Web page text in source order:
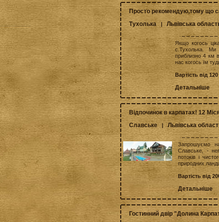
Просто рекомендую,тому що
Тухолька |Львівська
Якщо когось
с.Тухолька. Ми
приблизно 4 км
нас когось їм
Вартість від
Детальніше
Відпочинок в карпатах! 12
Славське
|Львівська
Запрошуємо
Славське, -
потоків і
природних
Вартість від
Детальніше
Гостинний двір "Долина